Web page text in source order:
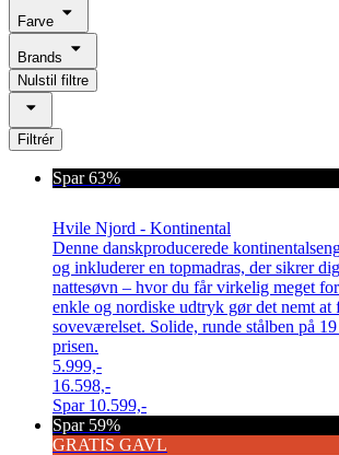
Farve
Brands
Nulstil filtre
Filtrér
Spar 63%
Hvile Njord - Kontinental
Denne danskproducerede
og inkluderer en topmadras, der sikrer
nattesøvn – hvor du får virkelig meget
enkle og nordiske udtryk gør det nemt at
soveværelset. Solide, runde stålben på
prisen.
5.999,-
16.598,-
Spar 10.599,-
Spar 59%
GRATIS GAVL